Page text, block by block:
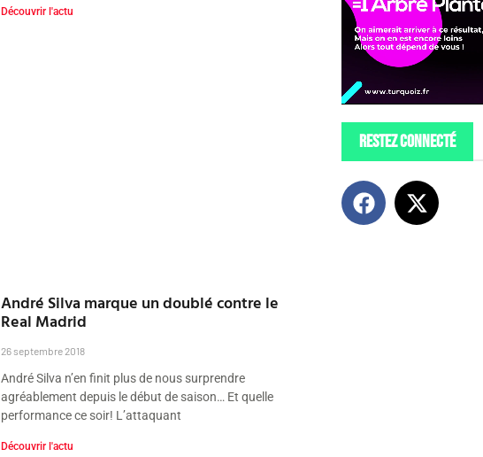
Découvrir l'actu
André Silva marque un doublé contre le
Real Madrid
26 septembre 2018
André Silva n’en finit plus de nous surprendre
agréablement depuis le début de saison… Et quelle
performance ce soir! L’attaquant
Découvrir l'actu
restez connecté